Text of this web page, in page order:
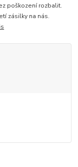
poškození rozbalit.
zásilky na nás.